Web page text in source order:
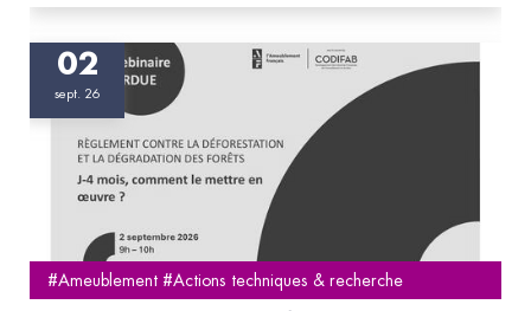
02
sept. 26
#Ameublement #Actions techniques & recherche